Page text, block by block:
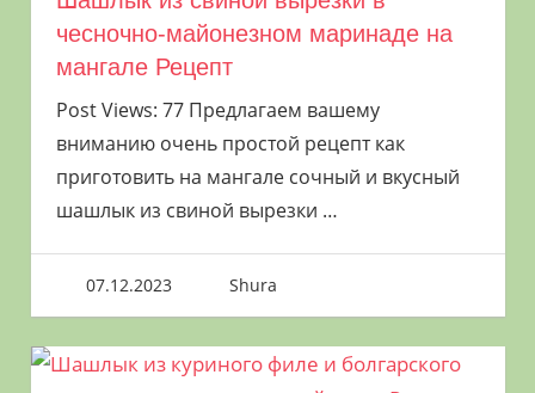
чесночно-майонезном маринаде на
мангале Рецепт
Post Views: 77 Предлагаем вашему
вниманию очень простой рецепт как
приготовить на мангале сочный и вкусный
шашлык из свиной вырезки …
07.12.2023 Shura